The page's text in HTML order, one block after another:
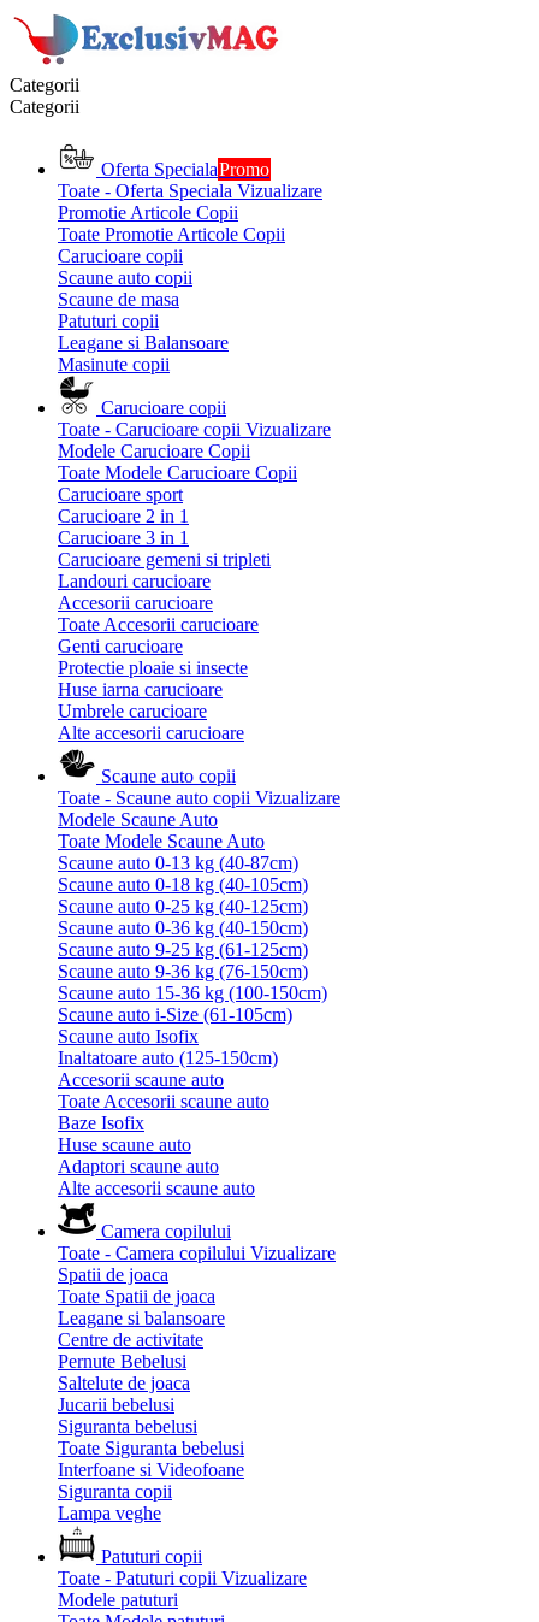
Categorii
Categorii
Oferta SpecialaPromo
Toate - Oferta Speciala Vizualizare
Promotie Articole Copii
Toate Promotie Articole Copii
Carucioare copii
Scaune auto copii
Scaune de masa
Patuturi copii
Leagane si Balansoare
Masinute copii
Carucioare copii
Toate - Carucioare copii Vizualizare
Modele Carucioare Copii
Toate Modele Carucioare Copii
Carucioare sport
Carucioare 2 in 1
Carucioare 3 in 1
Carucioare gemeni si tripleti
Landouri carucioare
Accesorii carucioare
Toate Accesorii carucioare
Genti carucioare
Protectie ploaie si insecte
Huse iarna carucioare
Umbrele carucioare
Alte accesorii carucioare
Scaune auto copii
Toate - Scaune auto copii Vizualizare
Modele Scaune Auto
Toate Modele Scaune Auto
Scaune auto 0-13 kg (40-87cm)
Scaune auto 0-18 kg (40-105cm)
Scaune auto 0-25 kg (40-125cm)
Scaune auto 0-36 kg (40-150cm)
Scaune auto 9-25 kg (61-125cm)
Scaune auto 9-36 kg (76-150cm)
Scaune auto 15-36 kg (100-150cm)
Scaune auto i-Size (61-105cm)
Scaune auto Isofix
Inaltatoare auto (125-150cm)
Accesorii scaune auto
Toate Accesorii scaune auto
Baze Isofix
Huse scaune auto
Adaptori scaune auto
Alte accesorii scaune auto
Camera copilului
Toate - Camera copilului Vizualizare
Spatii de joaca
Toate Spatii de joaca
Leagane si balansoare
Centre de activitate
Pernute Bebelusi
Saltelute de joaca
Jucarii bebelusi
Siguranta bebelusi
Toate Siguranta bebelusi
Interfoane si Videofoane
Siguranta copii
Lampa veghe
Patuturi copii
Toate - Patuturi copii Vizualizare
Modele patuturi